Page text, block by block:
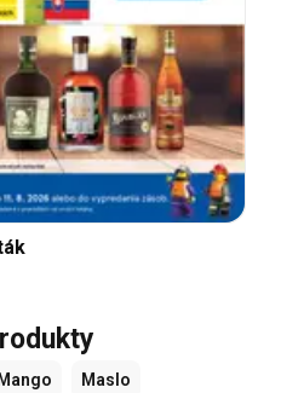
Mango Maslo